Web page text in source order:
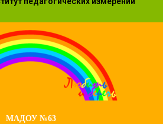
МАДОУ №63